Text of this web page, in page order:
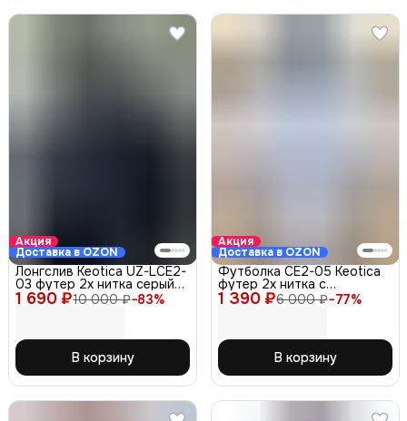
Акция
Доставка в OZON
1 690 ₽10 000 ₽−83%
Лонгслив Keotica UZ-LCE2-
03 футер 2х нитка серый
48-50
В корзину
Акция
Доставка в OZON
1 390 ₽6 000 ₽−77%
Футболка СЕ2-05 Keotica
футер 2х нитка с
треугольником белая 48-
В корзину